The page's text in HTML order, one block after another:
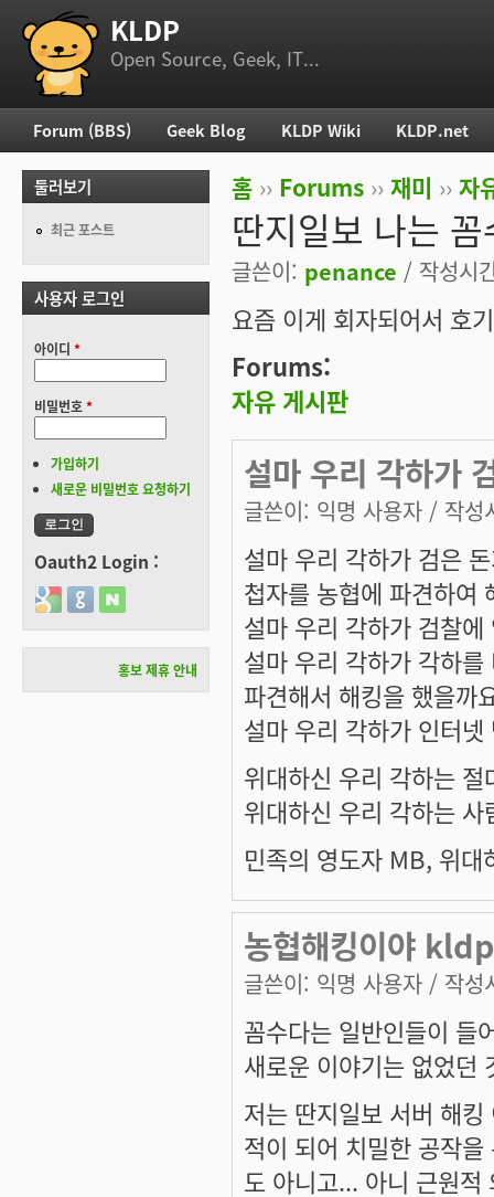
부 메뉴 KLDP
Open Source, Geek, IT...
현재 위치
홈 ›› Forums ›› 재미 ›› 자
딴지일보 나는 꼼
글쓴이: penance / 작성시
요즘 이게 회자되어서 호
Forums:
자유 게시판
설마 우리 각하가
글쓴이: 익명 사용자 / 작성
설마 우리 각하가 검은
첩자를 농협에 파견하여
설마 우리 각하가 검찰
설마 우리 각하가 각하
파견해서 해킹을 했을까
설마 우리 각하가 인터
위대하신 우리 각하는
위대하신 우리 각하는
민족의 영도자 MB, 위대
농협해킹이야
글쓴이: 익명 사용자 / 작성
꼼수다는 일반인들이 들
새로운 이야기는 없었던
저는 딴지일보 서버 해
적이 되어 치밀한 공작
도 아니고... 아니 근원적
주 메뉴
Forum (BBS) Geek Blog KLDP Wiki KLDP.net
둘러보기
최근 포스트
사용자 로그인
아이디 *
비밀번호*
가입하기
새로운 비밀번호 요청하기
Oauth2 Login :
Login with Google
Login with GitHub
Login with Naver
홍보 제휴 안내